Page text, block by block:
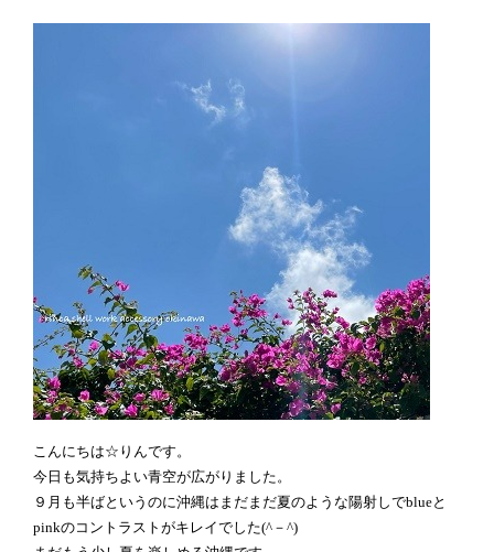
こんにちは☆りんです。
今日も気持ちよい青空が広がりました。
９月も半ばというのに沖縄はまだまだ夏のような陽射しでblueと
pinkのコントラストがキレイでした(^－^)